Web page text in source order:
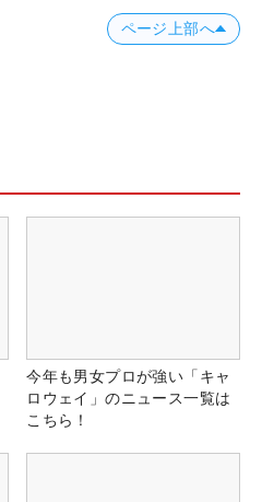
ページ上部へ
今年も男女プロが強い「キャ
ロウェイ」のニュース一覧は
こちら！